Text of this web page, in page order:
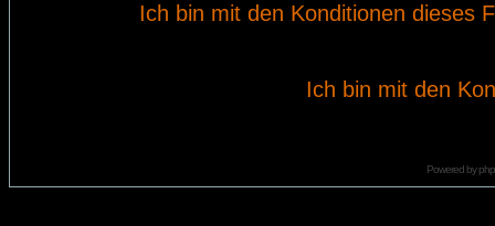
Ich bin mit den Konditionen dieses
Ich bin mit den
Powered by